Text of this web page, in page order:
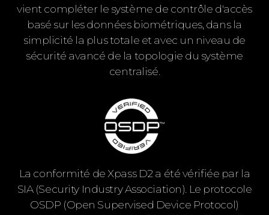
vient compléter le système de contrôle d'accès
basé sur les données biométriques, dans la
simplicité la plus totale et avec un niveau de
sécurité avancé de la topologie du système
centralisé.
La conformité de Xpass D2 a été vérifiée par la
SIA (Security Industry Association). Le protocole
OSDP (Open Supervised Device Protocol)